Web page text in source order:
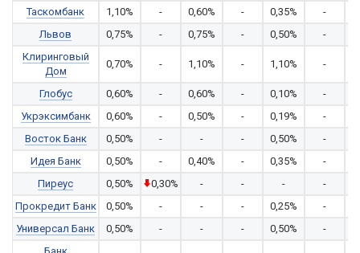
Таскомбанк 1,10% - 0,60% - 0,35% -
Львов
0,75% - 0,75% - 0,50% -
Клиринговый
Дом
0,70% - 1,10% - 1,10% -
Глобус 0,60% - 0,60% - 0,10% -
Укрэксимбанк
0,60% - 0,50% - 0,19% -
Восток Банк
0,50% - - - 0,50%
-
Идея Банк
0,50% - 0,40% - 0,35% -
Пиреус
0,50% 0,30% - - -
-
Прокредит Банк
0,50% - - - 0,25%
-
Универсал Банк
0,50% - - - 0,50% -